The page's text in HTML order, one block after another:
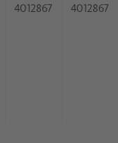
4012867 4012867